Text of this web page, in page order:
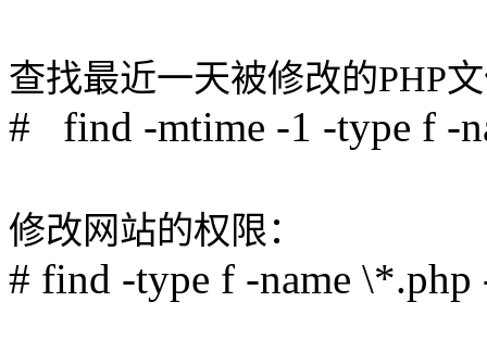
查找最近一天被修改的PHP
# find -mtime -1 -type f -
修改网站的权限：
# find -type f -name